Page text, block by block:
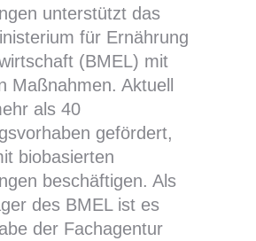
unterstützt das
für Ernährung
(BMEL) mit
Maßnahmen. Aktuell
als 40
gefördert,
biobasierten
beschäftigen. Als
des BMEL ist es
der Fachagentur